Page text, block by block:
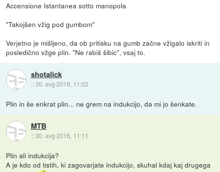
Accensione Istantanea sotto manopola
"Takojšen vžig pod gumbom"
Verjetno je mišljeno, da ob pritisku na gumb začne vžigalo iskriti in
posledično vžge plin. "Ne rabiš šibic", vsaj to.
shotalick
::30. avg 2016, 11:02
Plin in še enkrat plin... ne grem na indukcijo, da mi jo šenkate.
MTB
::30. avg 2016, 11:11
Plin ali indukcija?
A je kdo od tistih, ki zagovarjate indukcijo, skuhal kdaj kaj drugega